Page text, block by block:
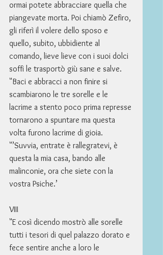
ormai potete abbracciare quella che
piangevate morta. Poi chiamò Zefiro,
gli riferì il volere dello sposo e
quello, subito, ubbidiente al
comando, lieve lieve con i suoi dolci
soffi le trasportò giù sane e salve.
"Baci e abbracci a non finire si
scambiarono le tre sorelle e le
lacrime a stento poco prima represse
tornarono a spuntare ma questa
volta furono lacrime di gioia.
"’Suvvia, entrate è rallegratevi, è
questa la mia casa, bando alle
malinconie, ora che siete con la
vostra Psiche.’
VIII
"E così dicendo mostrò alle sorelle
tutti i tesori di quel palazzo dorato e
fece sentire anche a loro le